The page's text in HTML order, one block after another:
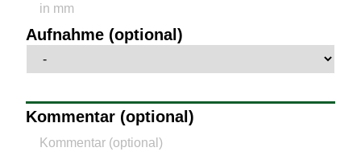
Aufnahme (optional)
Kommentar (optional)